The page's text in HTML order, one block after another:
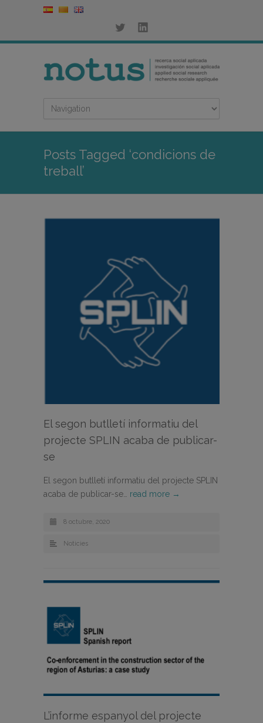
Posts Tagged ‘condicions de
treball’
El segon butlletí informatiu del
projecte SPLIN acaba de publicar-
se
El segon butlletí informatiu del projecte SPLIN
acaba de publicar-se… read more →
8 octubre, 2020
Noticies
L’informe espanyol del projecte